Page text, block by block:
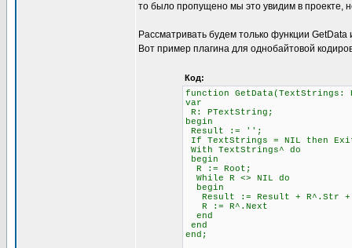
то было пропущено мы это увидим в проекте,
Рассматривать будем только функции
Вот пример плагина для однобайтовой
Код:
function
var
R: PTextString;
begin
Result := '';
If TextStrings = NIL then
With TextStrings^ do
begin
R := Root;
While R <> NIL do
begin
Result := Result + R^.Str +
R := R^.Next
end
end
end;